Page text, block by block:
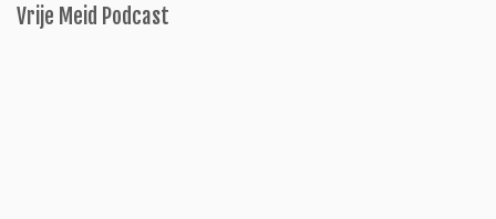
Vrije Meid Podcast